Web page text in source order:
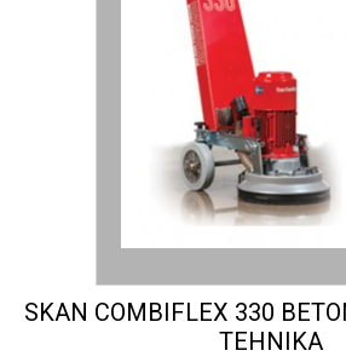
SKAN COMBIFLEX 330
TEHNIKA